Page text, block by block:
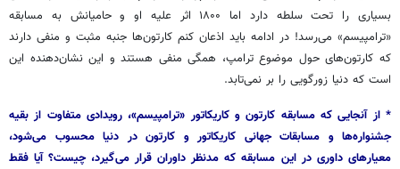
بسیاری را تحت سلطه دارد اما ۱۸۰۰ اثر علیه او و حامیانش به مسابقه
«ترامپیسم» می‌رسد! در ادامه باید اذعان کنم کارتون‌ها جنبه مثبت و منفی دارند
که کارتون‌های حول موضوع ترامپ، همگی منفی هستند و این نشان‌دهنده این
است که دنیا زورگویی را بر نمی‌تابد.
* از آنجایی که مسابقه کارتون و کاریکاتور «ترامپیسم»، رویدادی متفاوت از بقیه
جشنواره‌ها و مسابقات جهانی کاریکاتور و کارتون در دنیا محسوب می‌شود،
معیارهای داوری در این مسابقه که مدنظر داوران قرار می‌گیرد، چیست؟ آیا فقط